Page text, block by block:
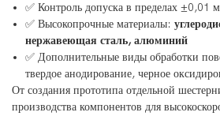
✅ Контроль допуска в пределах ±0,01
✅ Высокопрочные материалы:
нержавеющая сталь, алюминий
✅ Дополнительные виды обработки
твердое анодирование, черное
От создания прототипа отдельной
производства компонентов для